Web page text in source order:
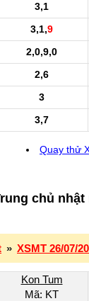
3,1
3,1,9
2,0,9,0
2,6
3
3,7
Quay thử
chủ nhật
» XSMT 26/07/
Kon Tum
Mã: KT